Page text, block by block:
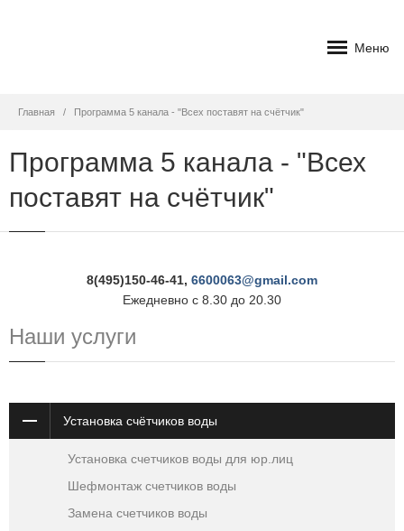
Меню
Главная Программа 5 канала - "Всех поставят на счётчик"
Программа 5 канала - "Всех
поставят на счётчик"
8(495)150-46-41, 6600063@gmail.com
Ежедневно с 8.30 до 20.30
Наши услуги
Установка счётчиков воды
Установка счетчиков воды для юр.лиц
Шефмонтаж счетчиков воды
Замена счетчиков воды